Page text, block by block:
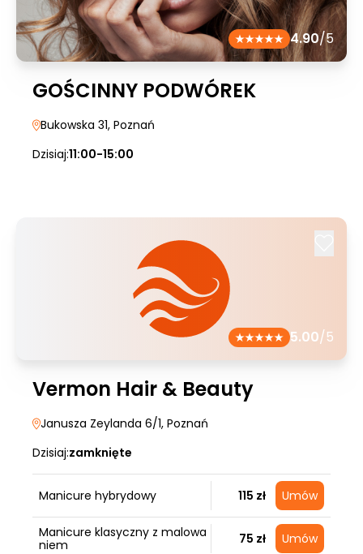
4.90/5
GOŚCINNY PODWÓREK
Bukowska 31, Poznań
Dzisiaj:11:00-15:00
5.00/5
Vermon Hair & Beauty
Janusza Zeylanda 6/1, Poznań
Dzisiaj:zamknięte
Manicure hybrydowy 115 zł Umów
Manicure klasyczny z malowa
niem
75 zł Umów